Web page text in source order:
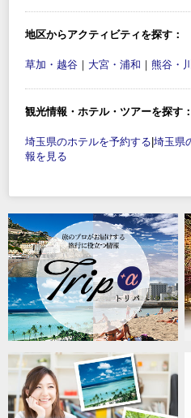
地区からアクティビティを探す：
草加・越谷 ｜ 大宮・浦和 ｜ 熊谷・
観光情報・ホテル・ツアーを探す：
埼玉県のホテルを予約する 埼玉県
報を見る